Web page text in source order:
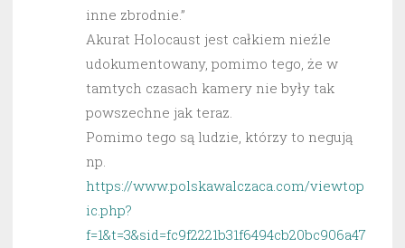
inne zbrodnie.”
Akurat Holocaust jest całkiem nieźle
udokumentowany, pomimo tego, że w
tamtych czasach kamery nie były tak
powszechne jak teraz.
Pomimo tego są ludzie, którzy to negują
np.
https://www.polskawalczaca.com/viewtop
ic.php?
f=1&t=3&sid=fc9f2221b31f6494cb20bc906a47